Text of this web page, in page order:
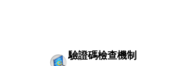
驗證碼檢查機制